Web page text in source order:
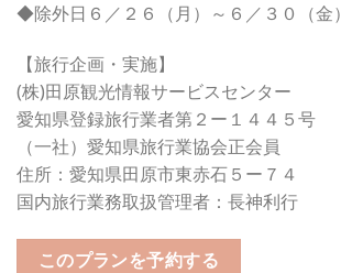
◆除外日６／２６（月）～６／３０（金）
【旅行企画・実施】
(株)田原観光情報サービスセンター
愛知県登録旅行業者第２ー１４４５号
（一社）愛知県旅行業協会正会員
住所：愛知県田原市東赤石５ー７４
国内旅行業務取扱管理者：長神利行
このプランを予約する